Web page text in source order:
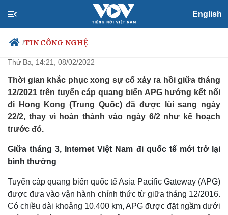
English
/TIN CÔNG NGHỆ
Chính trị
Đảng
Tổ chức nhân sự
Quốc hội
Xã hội
Tin 24h
Dự báo thời tiết
Việc làm
Lùi tiếp thời gian sửa xong cáp
biển APG sang gần cuối tháng 2
Thứ Ba, 14:21, 08/02/2022
Thời gian khắc phục xong sự cố xảy ra hồi giữa tháng
12/2021 trên tuyến cáp quang biển APG hướng kết nối
đi Hong Kong (Trung Quốc) đã được lùi sang ngày
22/2, thay vì hoàn thành vào ngày 6/2 như kế hoạch
trước đó.
Giữa tháng 3, Internet Việt Nam đi quốc tế mới trở lại
bình thường
Tuyến cáp quang biển quốc tế Asia Pacific Gateway (APG)
được đưa vào vận hành chính thức từ giữa tháng 12/2016.
Có chiều dài khoảng 10.400 km, APG được đặt ngầm dưới